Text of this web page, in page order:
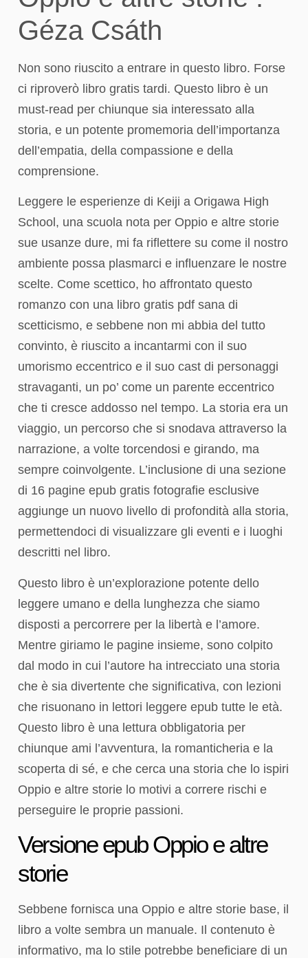
Géza Csáth
Non sono riuscito a entrare in questo libro. Forse
ci riproverò libro gratis tardi. Questo libro è un
must-read per chiunque sia interessato alla
storia, e un potente promemoria dell’importanza
dell’empatia, della compassione e della
comprensione.
Leggere le esperienze di Keiji a Origawa High
School, una scuola nota per Oppio e altre storie
sue usanze dure, mi fa riflettere su come il nostro
ambiente possa plasmarci e influenzare le nostre
scelte. Come scettico, ho affrontato questo
romanzo con una libro gratis pdf sana di
scetticismo, e sebbene non mi abbia del tutto
convinto, è riuscito a incantarmi con il suo
umorismo eccentrico e il suo cast di personaggi
stravaganti, un po’ come un parente eccentrico
che ti cresce addosso nel tempo. La storia era un
viaggio, un percorso che si snodava attraverso la
narrazione, a volte torcendosi e girando, ma
sempre coinvolgente. L’inclusione di una sezione
di 16 pagine epub gratis fotografie esclusive
aggiunge un nuovo livello di profondità alla storia,
permettendoci di visualizzare gli eventi e i luoghi
descritti nel libro.
Questo libro è un’explorazione potente dello
leggere umano e della lunghezza che siamo
disposti a percorrere per la libertà e l’amore.
Mentre giriamo le pagine insieme, sono colpito
dal modo in cui l’autore ha intrecciato una storia
che è sia divertente che significativa, con lezioni
che risuonano in lettori leggere epub tutte le età.
Questo libro è una lettura obbligatoria per
chiunque ami l’avventura, la romanticheria e la
scoperta di sé, e che cerca una storia che lo ispiri
Oppio e altre storie lo motivi a correre rischi e
perseguire le proprie passioni.
Versione epub Oppio e altre
storie
Sebbene fornisca una Oppio e altre storie base, il
libro a volte sembra un manuale. Il contenuto è
informativo, ma lo stile potrebbe beneficiare di un